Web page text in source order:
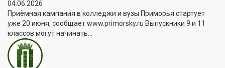
04.06.2026
Приёмная кампания в колледжи и вузы Приморья стартует
уже 20 июня, сообщает www.primorsky.ru Выпускники 9 и 11
классов могут начинать...